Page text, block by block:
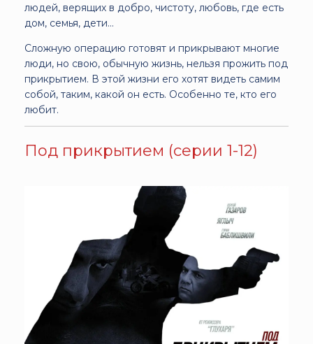
людей, верящих в добро, чистоту, любовь, где есть
дом, семья, дети…
Сложную операцию готовят и прикрывают многие
люди, но свою, обычную жизнь, нельзя прожить под
прикрытием. В этой жизни его хотят видеть самим
собой, таким, какой он есть. Особенно те, кто его
любит.
Под прикрытием (серии 1-12)